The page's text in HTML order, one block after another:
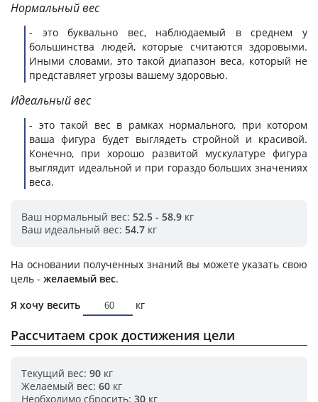
Нормальный вес
- это буквально вес, наблюдаемый в среднем у
большинства людей, которые считаются здоровыми.
Иными словами, это такой диапазон веса, который не
представляет угрозы вашему здоровью.
Идеальный вес
- это такой вес в рамках нормального, при котором
ваша фигура будет выглядеть стройной и красивой.
Конечно, при хорошо развитой мускулатуре фигура
выглядит идеальной и при гораздо больших значениях
веса.
Ваш нормальный вес: 52.5 - 58.9 кг
Ваш идеальный вес: 54.7 кг
На основании полученных знаний вы можете указать свою
цель - желаемый вес.
Я хочу весить
кг
Рассчитаем срок достижения цели
Текущий вес: 90 кг
Желаемый вес: 60 кг
Необходимо сбросить: 30 кг